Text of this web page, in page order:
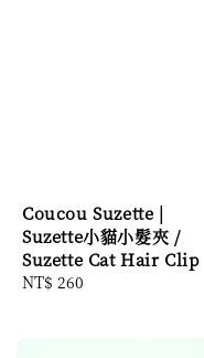
Coucou Suzette |
Suzette小貓小髮夾 /
Suzette Cat Hair Clip
Regular
NT$ 260